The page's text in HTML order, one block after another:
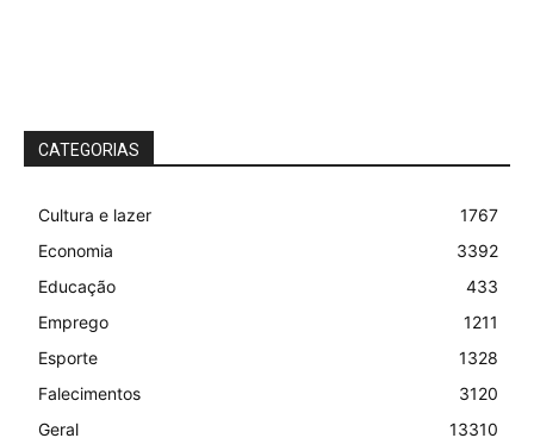
CATEGORIAS
Cultura e lazer
1767
Economia
3392
Educação
433
Emprego
1211
Esporte
1328
Falecimentos
3120
Geral
13310